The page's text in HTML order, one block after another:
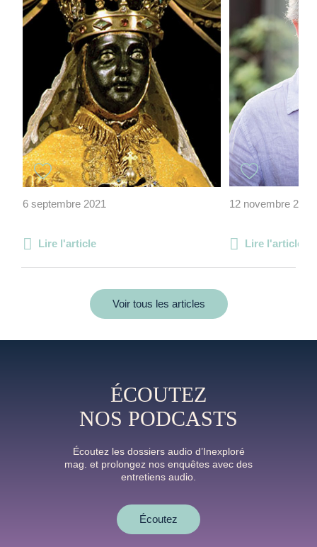
6 septembre 2021
Lire l'article
12 novembre 2015
Lire l'article
Voir tous les articles
ÉCOUTEZ
NOS PODCASTS
Écoutez les dossiers audio d’Inexploré
mag. et prolongez nos enquêtes avec des
entretiens audio.
Écoutez